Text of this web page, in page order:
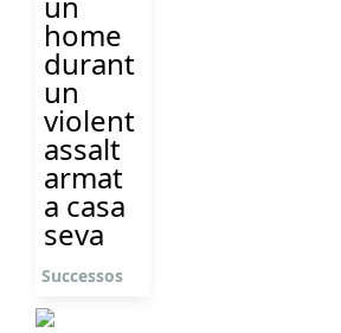
home
durant
un
violent
assalt
armat
a casa
seva
Successos